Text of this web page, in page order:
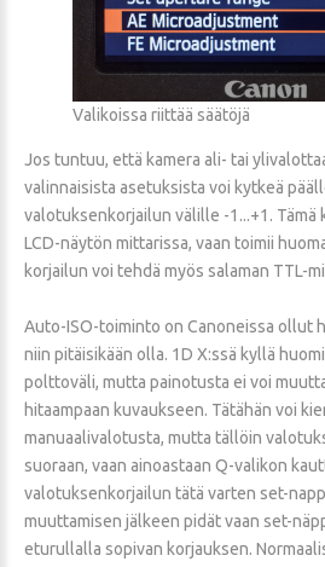
Valikoissa riittää säätöjä
Jos tuntuu, että kamera ali- tai
valinnaisista asetuksista voi kytkeä
valotuksenkorjailun välille -1...+1. Tämä
LCD-näytön mittarissa, vaan toimii
korjailun voi tehdä myös salaman TTL-
Auto-ISO-toiminto on Canoneissa ollut
niin pitäisikään olla. 1D X:ssä kyllä
polttoväli, mutta painotusta ei voi
hitaampaan kuvaukseen. Tätähän voi
manuaalivalotusta, mutta tällöin
suoraan, vaan ainoastaan Q-valikon
valotuksenkorjailun tätä varten set-
muuttamisen jälkeen pidät vaan set-
eturullalla sopivan korjauksen.